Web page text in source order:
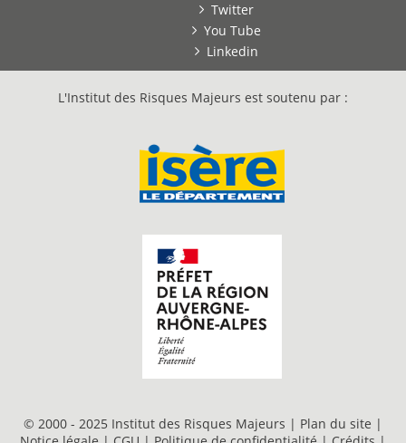
Twitter
You Tube
Linkedin
L'Institut des Risques Majeurs est soutenu par :
© 2000 - 2025 Institut des Risques Majeurs | Plan du site |